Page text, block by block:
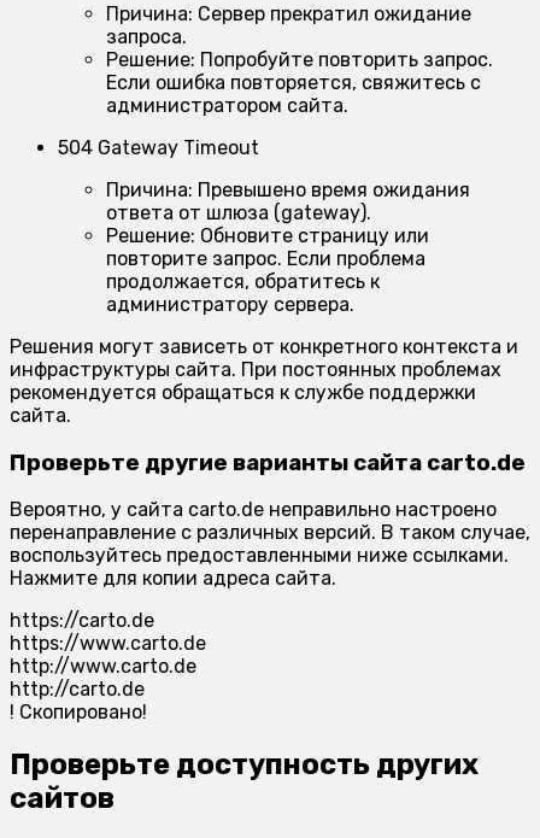
Причина: Сервер прекратил ожидание
запроса.
Решение: Попробуйте повторить запрос.
Если ошибка повторяется, свяжитесь с
администратором сайта.
504 Gateway Timeout
Причина: Превышено время ожидания
ответа от шлюза (gateway).
Решение: Обновите страницу или
повторите запрос. Если проблема
продолжается, обратитесь к
администратору сервера.
Решения могут зависеть от конкретного контекста и
инфраструктуры сайта. При постоянных проблемах
рекомендуется обращаться к службе поддержки
сайта.
Проверьте другие варианты сайта carto.de
Вероятно, у сайта carto.de неправильно настроено
перенаправление с различных версий. В таком случае,
воспользуйтесь предоставленными ниже ссылками.
Нажмите для копии адреса сайта.
https://carto.de
https://www.carto.de
http://www.carto.de
http://carto.de
! Скопировано!
Проверьте доступность других
сайтов